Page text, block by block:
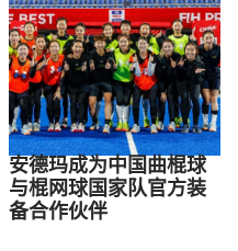
安德玛成为中国曲棍球
与棍网球国家队官方装
备合作伙伴